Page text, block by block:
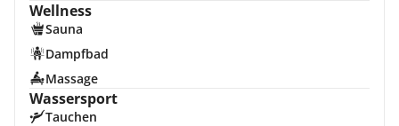
Wellness
Sauna
Dampfbad
Massage
Wassersport
Tauchen